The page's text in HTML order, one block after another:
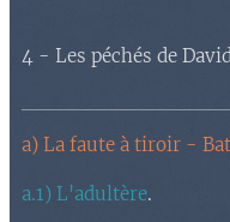
4 - Les péchés de
a) La faute à tiroir -
a.1) L'adultère.